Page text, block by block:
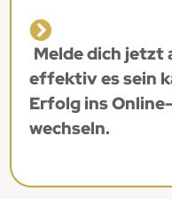
Melde dich jetzt
effektiv essein
Erfolg ins
wechseln.